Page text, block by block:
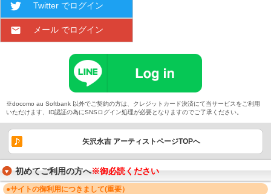
Twitter でログイン
メール でログイン
※docomo au Softbank 以外でご契約の方は、クレジットカード決済にて当サービスをご利用
いただけます、ID認証の為にSNSログイン処理が必要となりますのでご了承ください。
矢沢永吉 アーティストページTOPへ
初めてご利用の方へ※御必読ください
●サイトの御利用につきまして(重要）